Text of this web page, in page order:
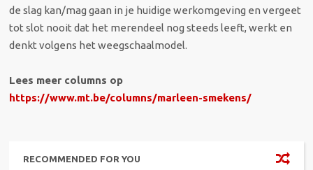
de slag kan/mag gaan in je huidige werkomgeving en vergeet
tot slot nooit dat het merendeel nog steeds leeft, werkt en
denkt volgens het weegschaalmodel.
Lees meer columns op
https://www.mt.be/columns/marleen-smekens/
RECOMMENDED FOR YOU